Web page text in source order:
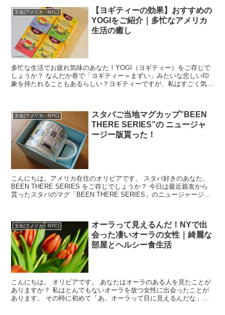
文化(アメリカ・NYC)
【ヨギティーの効果】おすすめの
YOGIをご紹介｜多忙なアメリカ
生活の癒し
多忙な生活でお疲れ気味のあなた！YOGI（ヨギティー）をご存じで
しょうか？ なんだか巷で「ヨギティー＝まずい」みたいな悲しい印
象を持たれることもあるらしい？ヨギティーですが、私はすごく気に
文化(アメリカ・NYC)
スタバご当地マグカップ”BEEN
THERE SERIES”の ニュージャ
ージー版貰った！
こんにちは。アメリカ在住のオリビアです。 スタバ好きのあなた。
BEEN THERE SERIES をご存じでしょうか？ 今日は最近親友から
貰ったスタバのマグ「BEEN THERE SERIES」のニュージャージー
文化(アメリカ・NYC)
オーラって見えるんだ！NYで出
会った凄いオーラの女性｜綺麗な
部屋とヘルシー食生活
こんにちは。 オリビアです。 あなたはオーラのある人を見たことが
ありますか？ 私はとんでもないオーラを放つ女性に出会ったことが
あります。 その時に初めて「あ。オーラって目に見えるんだな」と